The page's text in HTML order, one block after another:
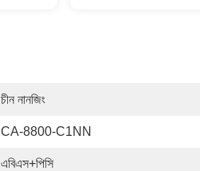
চীন নানজিং
CA-8800-C1NN
এবিএস+পিসি